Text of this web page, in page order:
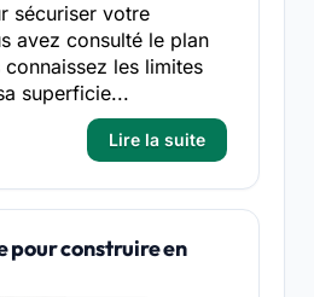
sécuriser votre
avez consulté le plan
les limites
superficie...
Lire la suite
pour construire en